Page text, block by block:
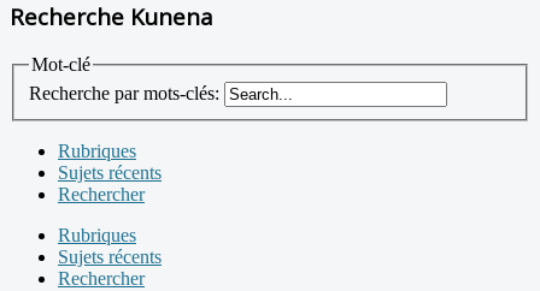
Recherche Kunena
Mot-clé
Recherche par mots-clés:
Rubriques
Sujets récents
Rechercher
Rubriques
Sujets récents
Rechercher